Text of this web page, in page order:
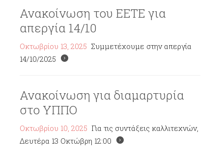
Ανακοίνωση του ΕΕΤΕ για
απεργία 14/10
Οκτωβρίου 13, 2025 Συμμετέχουμε στην απεργία
14/10/2025
Ανακοίνωση για διαμαρτυρία
στο ΥΠΠΟ
Οκτωβρίου 10, 2025 Για τις συντάξεις καλλιτεχνών,
Δευτέρα 13 Οκτώβρη 12:00